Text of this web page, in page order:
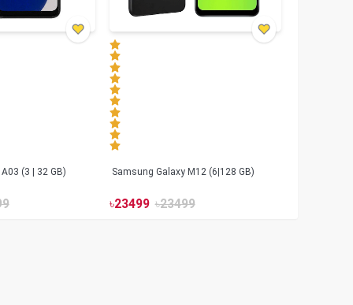
Samsung Galaxy A03 (3 | 32 GB) Samsung Galaxy M12 (6|128 GB)
৳23499 ৳23499